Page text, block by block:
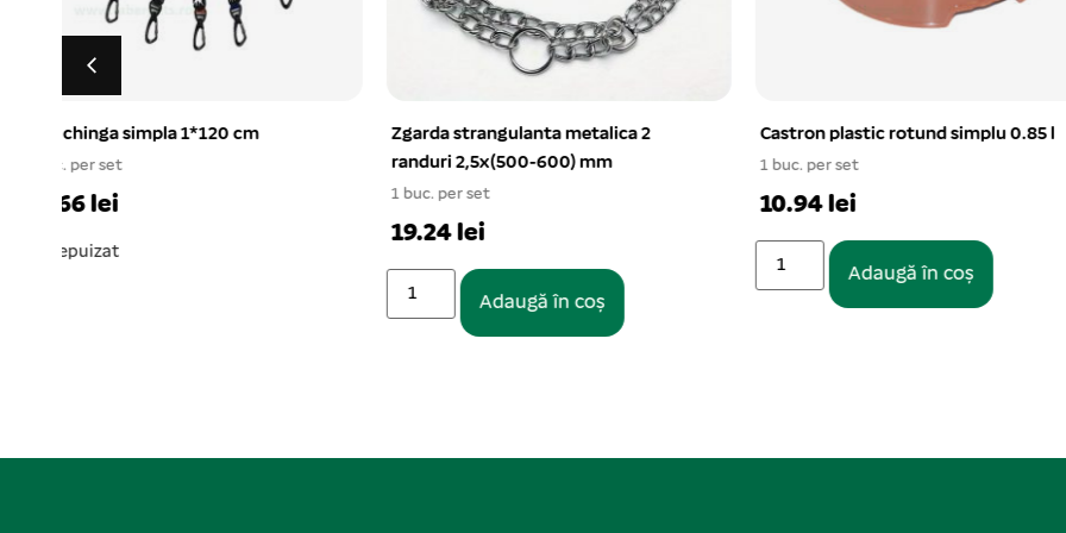
Zgarda strangulanta metalica 2
randuri 2,5x(500-600) mm
1 buc. per set
Castron plastic rotund simplu 0.85 l
1 buc. per set
10.94 lei
Adaugă în coș
Spray ECTOCID NATURAL
antiparazitar caini, pisici
ml
Adaugă în coș